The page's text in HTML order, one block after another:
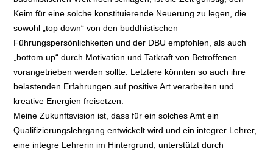
Keim für eine solche konstituierende Neuerung zu legen, die
sowohl „top down“ von den buddhistischen
Führungspersönlichkeiten und der DBU empfohlen, als auch
„bottom up“ durch Motivation und Tatkraft von Betroffenen
vorangetrieben werden sollte. Letztere könnten so auch ihre
belastenden Erfahrungen auf positive Art verarbeiten und
kreative Energien freisetzen.
Meine Zukunftsvision ist, dass für ein solches Amt ein
Qualifizierungslehrgang entwickelt wird und ein integrer Lehrer,
eine integre Lehrerin im Hintergrund, unterstützt durch